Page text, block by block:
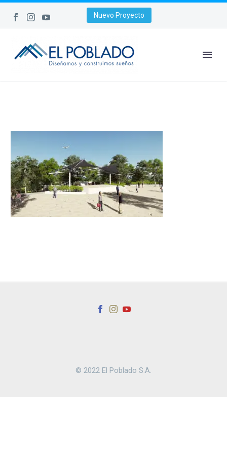
Nuevo Proyecto
© 2022 El Poblado S.A.